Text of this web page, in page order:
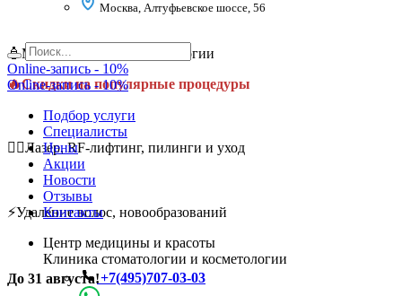
Москва, Алтуфьевское шоссе, 56
🧴Месяц красоты в косметологии
🔥Скидки на популярные процедуры
💆‍♀️Лазер, RF-лифтинг, пилинги и уход
⚡Удаление волос, новообразований
До 31 августа!
Online-запись - 10%
Online-запись - 10%
Подбор услуги
Специалисты
Цены
Акции
Новости
Отзывы
Контакты
Центр медицины и красоты
Клиника стоматологии и косметологии
+7(495)707-03-03